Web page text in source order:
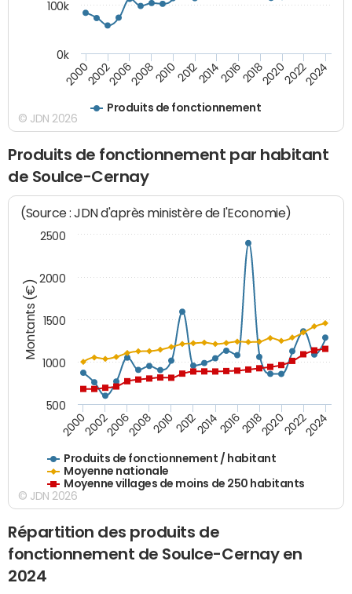
Produits de fonctionnement
200020022006200820102012201420162018202020222024
0k
100k
© JDN 2026
Produits de fonctionnement par habitant
de Soulce-Cernay
Montants (€)
(Source : JDN d'après ministère de l'Economie)
Produits de fonctionnement / habitant
Moyenne nationale
Moyenne villages de moins de 250 habitants
200020022006200820102012201420162018202020222024
500
1000
1500
2000
2500
© JDN 2026
Répartition des produits de
fonctionnement de Soulce-Cernay en
2024